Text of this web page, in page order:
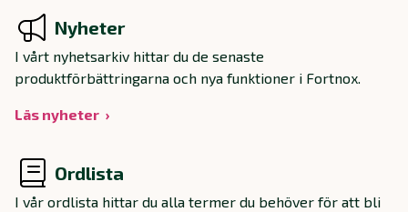
Nyheter
I vårt nyhetsarkiv hittar du de senaste
produktförbättringarna och nya funktioner i Fortnox.
Läs nyheter
Ordlista
I vår ordlista hittar du alla termer du behöver för att bli